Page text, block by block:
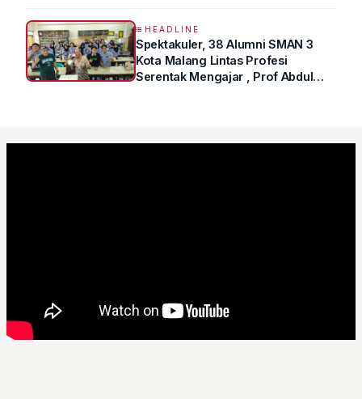
HEADLINE
Spektakuler, 38 Alumni SMAN 3
Kota Malang Lintas Profesi
Serentak Mengajar , Prof Abdul